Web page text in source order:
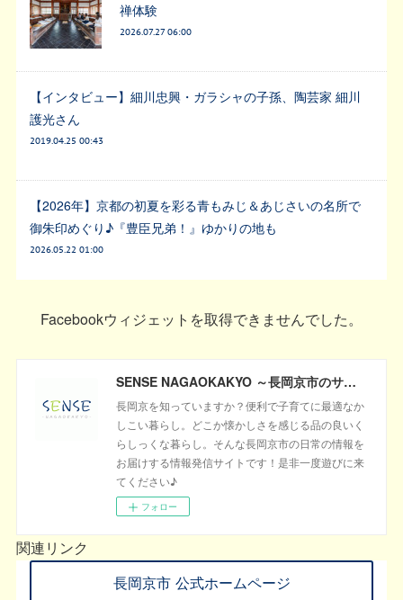
禅体験
2026.07.27 06:00
【インタビュー】細川忠興・ガラシャの子孫、陶芸家 細川
護光さん
2019.04.25 00:43
【2026年】京都の初夏を彩る青もみじ＆あじさいの名所で
御朱印めぐり♪『豊臣兄弟！』ゆかりの地も
2026.05.22 01:00
Facebookウィジェットを取得できませんでした。
SENSE NAGAOKAKYO ～長岡京市のサブサイト～
長岡京を知っていますか？便利で子育てに最適なか
しこい暮らし。どこか懐かしさを感じる品の良いく
らしっくな暮らし。そんな長岡京市の日常の情報を
お届けする情報発信サイトです！是非一度遊びに来
てください♪
フォロー
関連リンク
長岡京市 公式ホームページ